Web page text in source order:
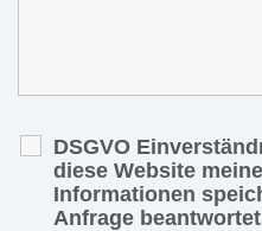
DSGVO
diese Website
Informationen
Anfrage